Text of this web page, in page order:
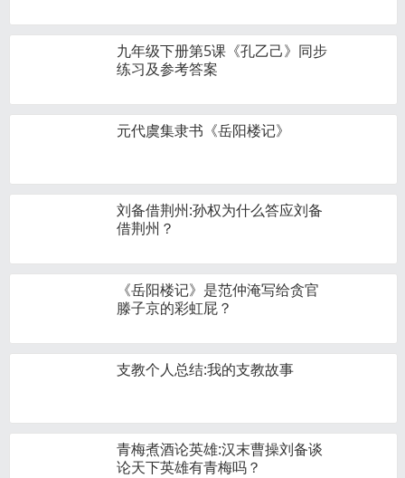
九年级下册第5课《孔乙己》同步
练习及参考答案
元代虞集隶书《岳阳楼记》
刘备借荆州:孙权为什么答应刘备
借荆州？
《岳阳楼记》是范仲淹写给贪官
滕子京的彩虹屁？
支教个人总结:我的支教故事
青梅煮酒论英雄:汉末曹操刘备谈
论天下英雄有青梅吗？